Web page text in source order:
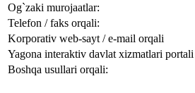
Og`zaki murojaatlar:
Telefon / faks orqali:
Korporativ web-sayt / e-mail orqali
Yagona interaktiv davlat xizmatlari
Boshqa usullari orqali: